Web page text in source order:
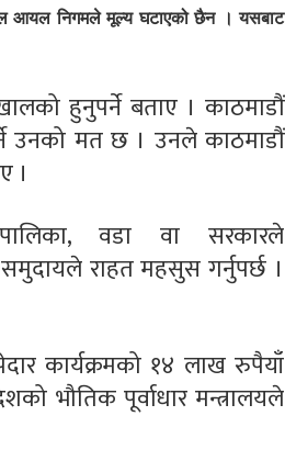
आयल निगमले मूल्य घटाएको छैन । यसबाट
हुनुपर्ने बताए । काठमाडौं
उनको मत छ । उनले काठमाडौं
।
वडा वा सरकारले
राहत महसुस गर्नुपर्छ ।
कार्यक्रमको १४ लाख रुपैयाँ
भौतिक पूर्वाधार मन्त्रालयले